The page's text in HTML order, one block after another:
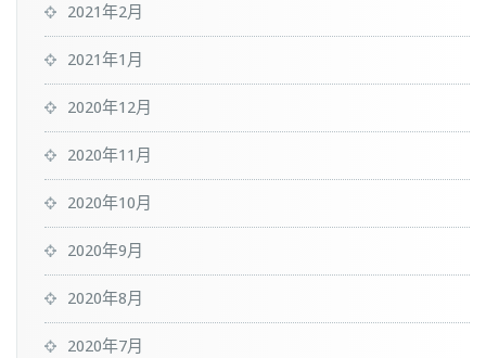
2021年2月
2021年1月
2020年12月
2020年11月
2020年10月
2020年9月
2020年8月
2020年7月